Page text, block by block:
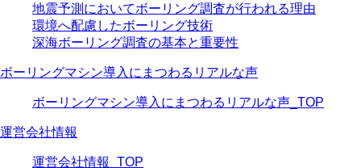
地震予測においてボーリング調査が行われる理由
環境へ配慮したボーリング技術
深海ボーリング調査の基本と重要性
ボーリングマシン導入にまつわるリアルな声
ボーリングマシン導入にまつわるリアルな声_TOP
運営会社情報
運営会社情報_TOP